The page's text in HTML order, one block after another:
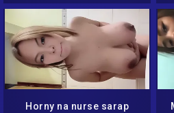
Horny na nurse sarap